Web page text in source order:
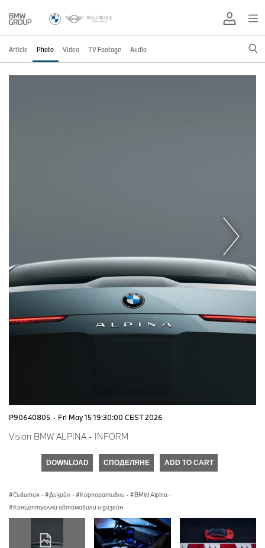
Article Photo Video TV Footage Audio
P90640805 · Fri May 15 19:30:00 CEST 2026
Vision BMW ALPINA - INFORM
DOWNLOAD СПОДЕЛЯНЕ ADD TO CART
Събития · Дизайн · Корпоративни · BMW Alpina ·
Концептуални автомобили и дизайн